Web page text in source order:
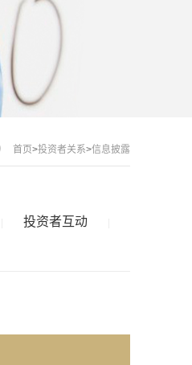
首页>投资者关系>信息披露
投资者互动